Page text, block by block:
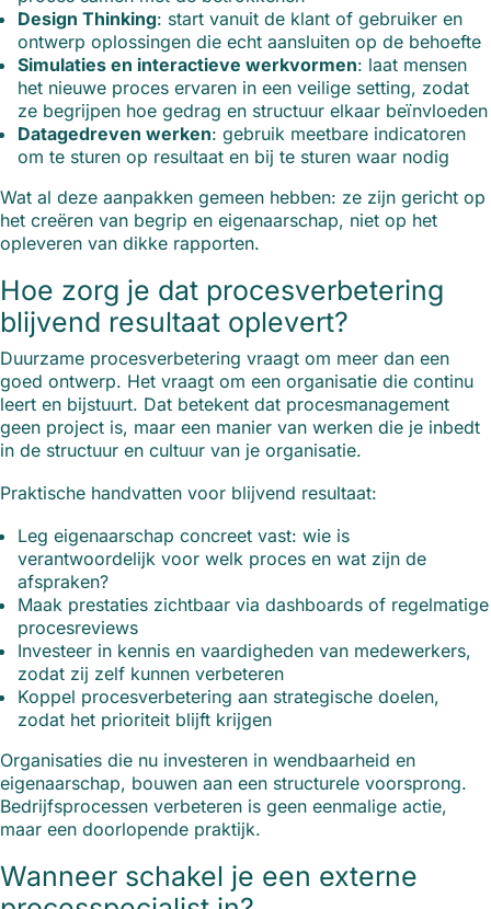
Design Thinking: start vanuit de klant of gebruiker en
ontwerp oplossingen die echt aansluiten op de behoefte
Simulaties en interactieve werkvormen: laat mensen
het nieuwe proces ervaren in een veilige setting, zodat
ze begrijpen hoe gedrag en structuur elkaar beïnvloeden
Datagedreven werken: gebruik meetbare indicatoren
om te sturen op resultaat en bij te sturen waar nodig
Wat al deze aanpakken gemeen hebben: ze zijn gericht op
het creëren van begrip en eigenaarschap, niet op het
opleveren van dikke rapporten.
Hoe zorg je dat procesverbetering
blijvend resultaat oplevert?
Duurzame procesverbetering vraagt om meer dan een
goed ontwerp. Het vraagt om een organisatie die continu
leert en bijstuurt. Dat betekent dat procesmanagement
geen project is, maar een manier van werken die je inbedt
in de structuur en cultuur van je organisatie.
Praktische handvatten voor blijvend resultaat:
Leg eigenaarschap concreet vast: wie is
verantwoordelijk voor welk proces en wat zijn de
afspraken?
Maak prestaties zichtbaar via dashboards of regelmatige
procesreviews
Investeer in kennis en vaardigheden van medewerkers,
zodat zij zelf kunnen verbeteren
Koppel procesverbetering aan strategische doelen,
zodat het prioriteit blijft krijgen
Organisaties die nu investeren in wendbaarheid en
eigenaarschap, bouwen aan een structurele voorsprong.
Bedrijfsprocessen verbeteren is geen eenmalige actie,
maar een doorlopende praktijk.
Wanneer schakel je een externe